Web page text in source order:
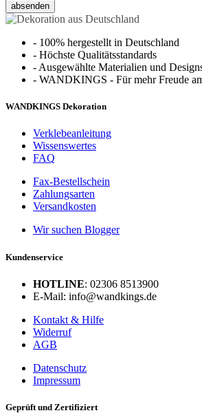
absenden
- 100% hergestellt in Deutschland
- Höchste Qualitätsstandards
- Ausgewählte Materialien und
- WANDKINGS - Für mehr Freude
WANDKINGS Dekoration
Verklebeanleitung
Wissenswertes
FAQ
Fax-Bestellschein
Zahlungsarten
Versandkosten
Wir suchen Blogger
Kundenservice
HOTLINE: 02306 8513900
E-Mail: info@wandkings.de
Kontakt & Hilfe
Widerruf
AGB
Datenschutz
Impressum
Geprüft und Zertifiziert